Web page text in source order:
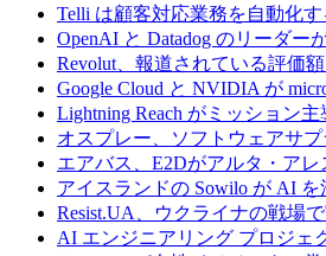
Telli は顧客対応業務を自動化
OpenAI と Datadog のリーダー
Revolut、報道されている評価
Google Cloud と NVIDIA が
Lightning Reach がミッション
オスプレー、ソフトウェアサ
エアバス、E2Dがアルタ・ア
アイスランドの Sowilo が AI
Resist.UA、ウクライナの戦場
AI エンジニアリング プロジェ